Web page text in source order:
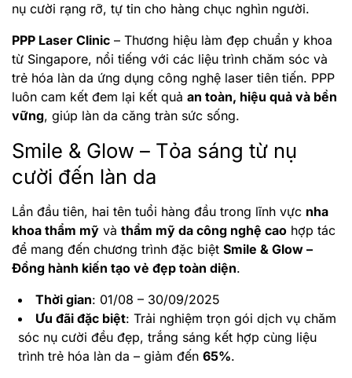
nụ cười rạng rỡ, tự tin cho hàng chục nghìn người.
PPP Laser Clinic – Thương hiệu làm đẹp chuẩn y khoa
từ Singapore, nổi tiếng với các liệu trình chăm sóc và
trẻ hóa làn da ứng dụng công nghệ laser tiên tiến. PPP
luôn cam kết đem lại kết quả an toàn, hiệu quả và bền
vững, giúp làn da căng tràn sức sống.
Smile & Glow – Tỏa sáng từ nụ
cười đến làn da
Lần đầu tiên, hai tên tuổi hàng đầu trong lĩnh vực nha
khoa thẩm mỹ và thẩm mỹ da công nghệ cao hợp tác
để mang đến chương trình đặc biệt Smile & Glow –
Đồng hành kiến tạo vẻ đẹp toàn diện.
Thời gian: 01/08 – 30/09/2025
Ưu đãi đặc biệt: Trải nghiệm trọn gói dịch vụ chăm
sóc nụ cười đều đẹp, trắng sáng kết hợp cùng liệu
trình trẻ hóa làn da – giảm đến 65%.